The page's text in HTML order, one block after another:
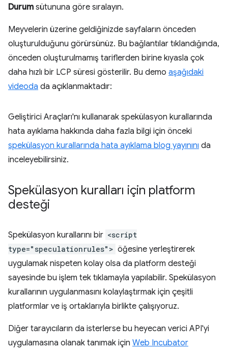
Durum sütununa göre sıralayın.
Meyvelerin üzerine geldiğinizde sayfaların önceden
oluşturulduğunu görürsünüz. Bu bağlantılar tıklandığında,
önceden oluşturulmamış tariflerden birine kıyasla çok
daha hızlı bir LCP süresi gösterilir. Bu demo aşağıdaki
videoda da açıklanmaktadır:
Geliştirici Araçları'nı kullanarak spekülasyon kurallarında
hata ayıklama hakkında daha fazla bilgi için önceki
spekülasyon kurallarında hata ayıklama blog yayınını da
inceleyebilirsiniz.
Spekülasyon kuralları için platform
desteği
Spekülasyon kurallarını bir <script
type="speculationrules"> öğesine yerleştirerek
uygulamak nispeten kolay olsa da platform desteği
sayesinde bu işlem tek tıklamayla yapılabilir. Spekülasyon
kurallarının uygulanmasını kolaylaştırmak için çeşitli
platformlar ve iş ortaklarıyla birlikte çalışıyoruz.
Diğer tarayıcıların da isterlerse bu heyecan verici API'yi
uygulamasına olanak tanımak için Web Incubator